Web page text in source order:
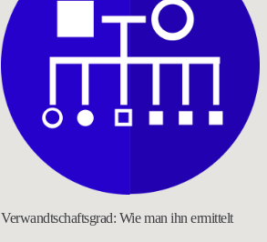
Verwandtschaftsgrad: Wie man ihn ermittelt